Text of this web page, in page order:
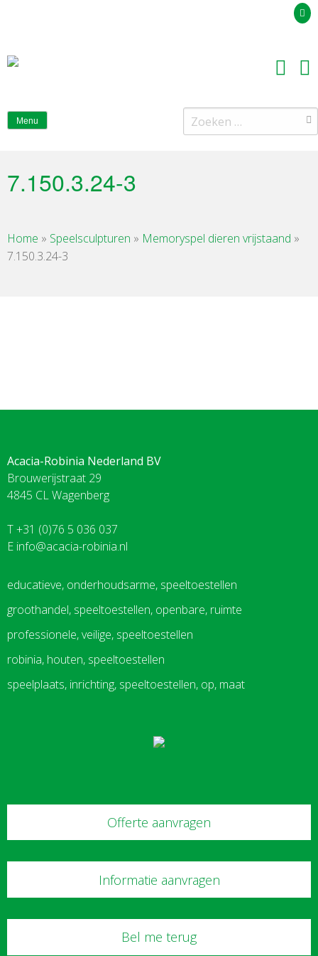
Menu
Zoeken
naar:
7.150.3.24-3
Home » Speelsculpturen » Memoryspel dieren vrijstaand »
7.150.3.24-3
Acacia-Robinia Nederland BV
Brouwerijstraat 29
4845 CL Wagenberg
T +31 (0)76 5 036 037
E info@acacia-robinia.nl
educatieve, onderhoudsarme, speeltoestellen
groothandel, speeltoestellen, openbare, ruimte
professionele, veilige, speeltoestellen
robinia, houten, speeltoestellen
speelplaats, inrichting, speeltoestellen, op, maat
Offerte aanvragen
Informatie aanvragen
Bel me terug